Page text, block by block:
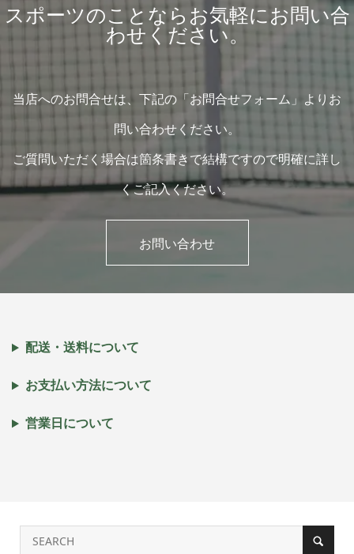
スポーツのことならお気軽にお問い合
わせください。
当店へのお問合せは、下記の「お問合せフォーム」よりお
問い合わせください。
ご質問いただく場合は箇条書きで結構ですので明確に詳し
くご記入ください。
お問い合わせ
配送・送料について
お支払い方法について
営業日について